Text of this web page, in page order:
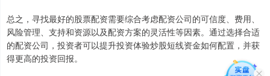
总之，寻找最好的股票配资需要综合考虑配资公司的可信度、费用、
风险管理、支持和资源以及配资方案的灵活性等因素。通过选择合适
的配资公司，投资者可以提升投资体验炒股短线资金如何配置，并获
得更高的投资回报。